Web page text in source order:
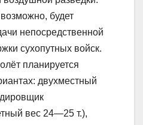
будет
непосредственной
сухопутных войск.
планируется
двухместный
вес 24—25 т.),